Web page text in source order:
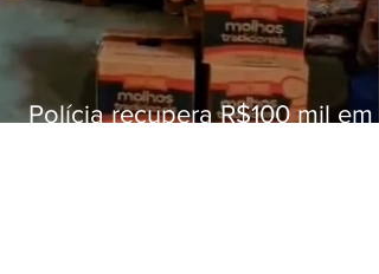
Polícia recupera R$100 mil em